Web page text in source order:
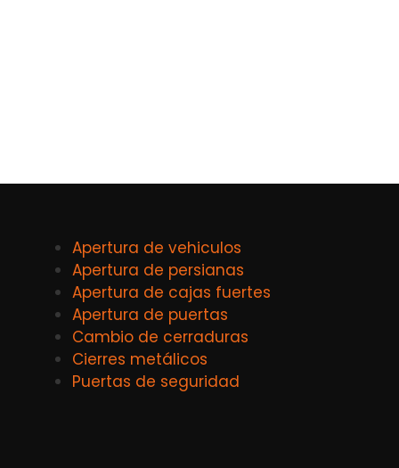
Apertura de vehiculos
Apertura de persianas
Apertura de cajas fuertes
Apertura de puertas
Cambio de cerraduras
Cierres metálicos
Puertas de seguridad